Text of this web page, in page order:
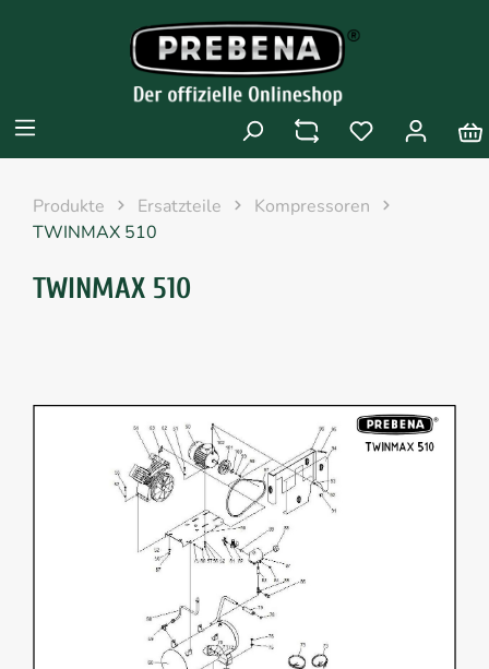
Produkte Ersatzteile
Kompressoren
TWINMAX 510
TWINMAX 510